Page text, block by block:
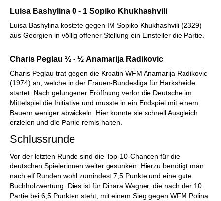
Nebenvarianten souverän behandeln.
Kostenloses Videobeispiel:
Einleitung
Kostenloses Videobeispiel:Überblick
Kostenloses Videobeispiel:Tschigorin: 9...Sa5
10.Lc2 c5 11.d4 Sd7/cxd4
Luisa Bashylina 0 - 1 Sopiko Khukhashvili
Luisa Bashylina kostete gegen IM Sopiko Khukhashvili (2329)
aus Georgien in völlig offener Stellung ein Einsteller die Partie.
Charis Peglau ½ - ½ Anamarija Radikovic
Charis Peglau trat gegen die Kroatin WFM Anamarija Radikovic
(1974) an, welche in der Frauen-Bundesliga für Harksheide
startet. Nach gelungener Eröffnung verlor die Deutsche im
Mittelspiel die Initiative und musste in ein Endspiel mit einem
Bauern weniger abwickeln. Hier konnte sie schnell Ausgleich
erzielen und die Partie remis halten.
Schlussrunde
Vor der letzten Runde sind die Top-10-Chancen für die
deutschen Spielerinnen weiter gesunken. Hierzu benötigt man
nach elf Runden wohl zumindest 7,5 Punkte und eine gute
Buchholzwertung. Dies ist für Dinara Wagner, die nach der 10.
Partie bei 6,5 Punkten steht, mit einem Sieg gegen WFM Polina